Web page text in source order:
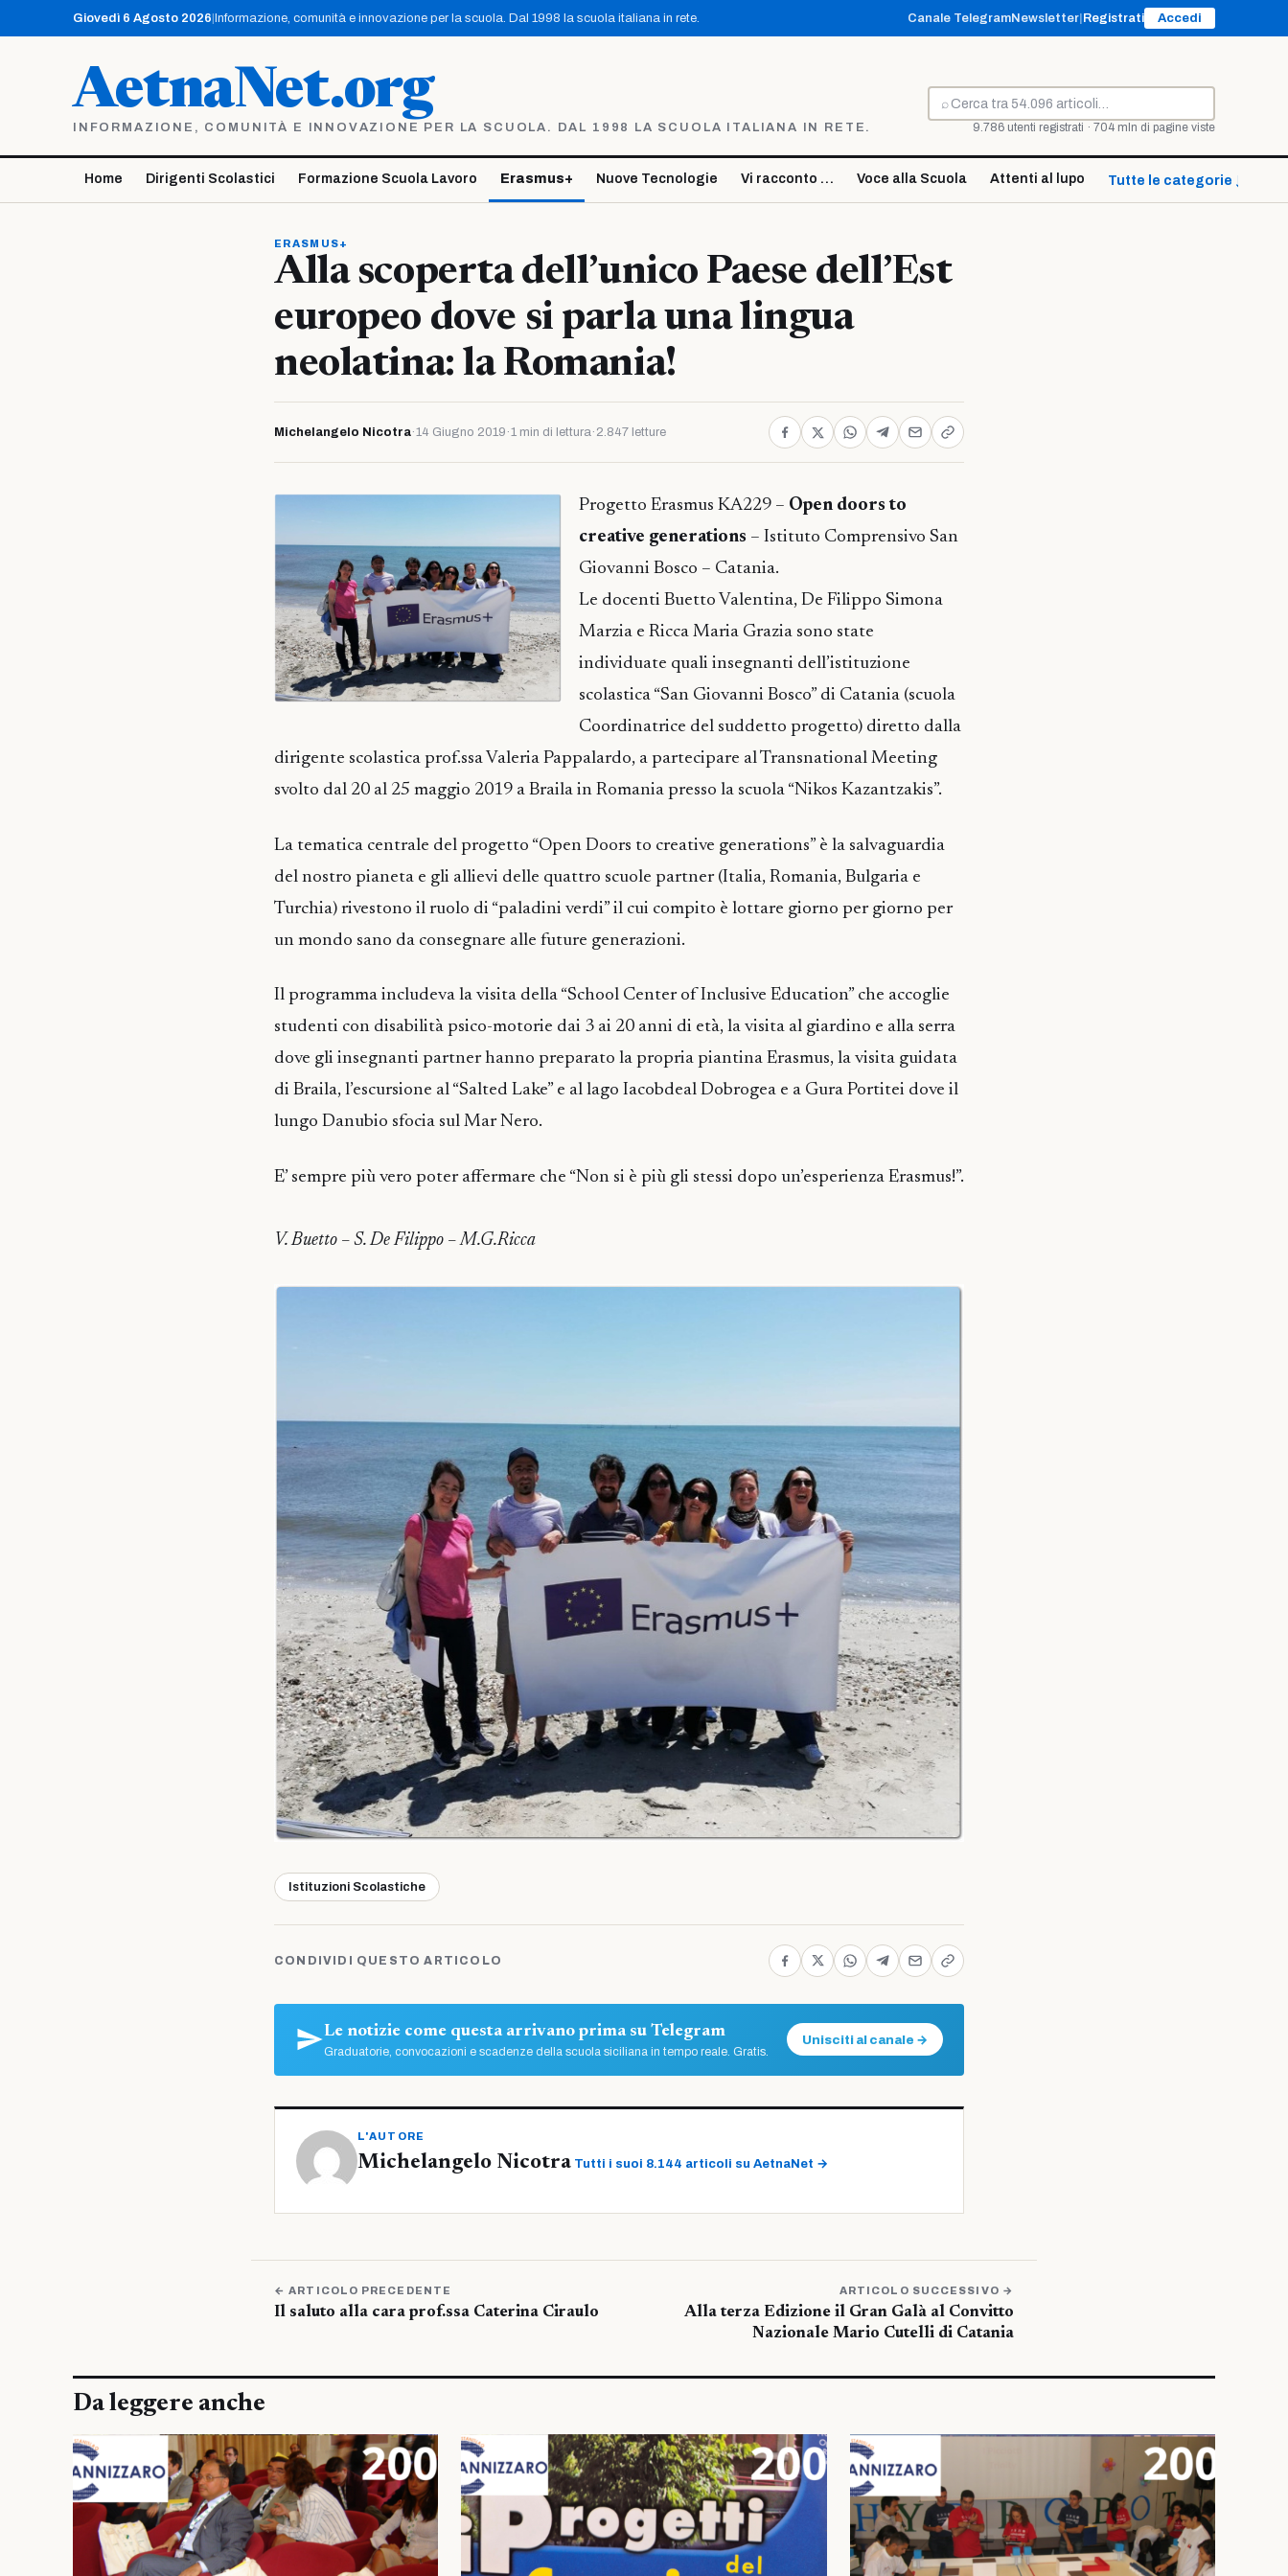
contenuto
Giovedì 6 Agosto 2026 Informazione, comunità e innovazione per la scuola. Dal 1998 la scuola italiana in rete. Canale TelegramNewsletter Registrati Accedi
AetnaNet.org
INFORMAZIONE, COMUNITÀ E INNOVAZIONE PER LA SCUOLA. DAL 1998 LA SCUOLA ITALIANA IN RETE.
⌕
Cerca
9.786 utenti registrati · 704 mln di pagine viste
Home Dirigenti Scolastici Formazione Scuola Lavoro Erasmus+ Nuove Tecnologie Vi racconto … Voce alla Scuola Attenti al lupo Tutte le categorie ↓
ERASMUS+
Alla scoperta dell’unico Paese dell’Est
europeo dove si parla una lingua
neolatina: la Romania!
Michelangelo Nicotra·14 Giugno 2019 ·1 min di lettura· 2.847 letture
Progetto Erasmus KA229 – Open doors to
creative generations – Istituto Comprensivo San
Giovanni Bosco – Catania.
Le docenti Buetto Valentina, De Filippo Simona
Marzia e Ricca Maria Grazia sono state
individuate quali insegnanti dell’istituzione
scolastica “San Giovanni Bosco” di Catania (scuola
Coordinatrice del suddetto progetto) diretto dalla
dirigente scolastica prof.ssa Valeria Pappalardo, a partecipare al Transnational Meeting
svolto dal 20 al 25 maggio 2019 a Braila in Romania presso la scuola “Nikos Kazantzakis”.
La tematica centrale del progetto “Open Doors to creative generations” è la salvaguardia
del nostro pianeta e gli allievi delle quattro scuole partner (Italia, Romania, Bulgaria e
Turchia) rivestono il ruolo di “paladini verdi” il cui compito è lottare giorno per giorno per
un mondo sano da consegnare alle future generazioni.
Il programma includeva la visita della “School Center of Inclusive Education” che accoglie
studenti con disabilità psico-motorie dai 3 ai 20 anni di età, la visita al giardino e alla serra
dove gli insegnanti partner hanno preparato la propria piantina Erasmus, la visita guidata
di Braila, l’escursione al “Salted Lake” e al lago Iacobdeal Dobrogea e a Gura Portitei dove il
lungo Danubio sfocia sul Mar Nero.
E’ sempre più vero poter affermare che “Non si è più gli stessi dopo un’esperienza Erasmus!”.
V. Buetto – S. De Filippo – M.G.Ricca
Istituzioni Scolastiche
CONDIVIDI QUESTO ARTICOLO
Le notizie come questa arrivano prima su Telegram
Graduatorie, convocazioni e scadenze della scuola siciliana in tempo reale. Gratis.
Unisciti al canale →
L'AUTORE
Michelangelo Nicotra Tutti i suoi 8.144 articoli su AetnaNet →
← ARTICOLO PRECEDENTE
Il saluto alla cara prof.ssa Caterina Ciraulo
ARTICOLO SUCCESSIVO →
Alla terza Edizione il Gran Galà al Convitto
Nazionale Mario Cutelli di Catania
Da leggere anche